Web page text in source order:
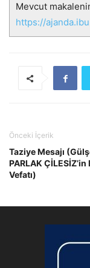
Mevcut
https://
Önceki İçerik
Taziye Mesajı
PARLAK ÇİLESİZ’in
Vefatı)